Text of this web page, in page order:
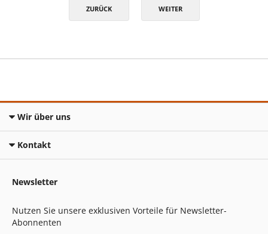
ZURÜCK WEITER
Wir über uns
Kontakt
Newsletter
Nutzen Sie unsere exklusiven Vorteile für Newsletter-
Abonnenten